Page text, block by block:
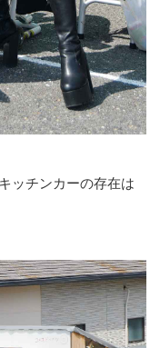
ッチンカーの存在は